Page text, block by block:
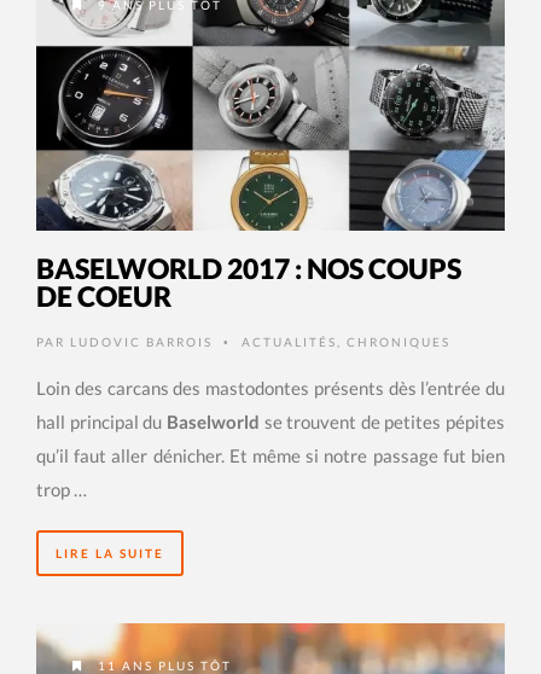
9 ANS PLUS TÔT
BASELWORLD 2017 : NOS COUPS
DE COEUR
PAR LUDOVIC BARROIS • ACTUALITÉS CHRONIQUES
Loin des carcans des mastodontes présents dès l’entrée du
hall principal du Baselworld se trouvent de petites pépites
qu’il faut aller dénicher. Et même si notre passage fut bien
trop …
LIRE LA SUITE
11 ANS PLUS TÔT